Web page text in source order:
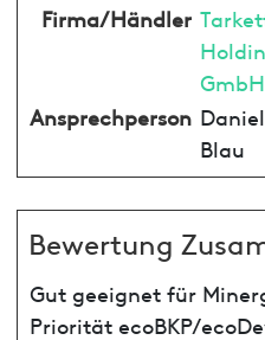
Firma/Händler
GmbH
Ansprechperson Daniel
Blau
Bewertung
Gut geeignet für
Priorität ecoBKP/